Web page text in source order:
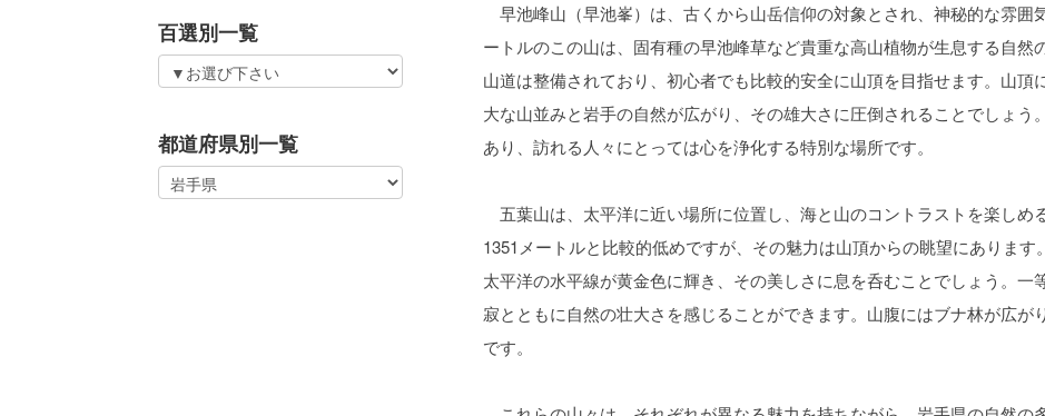
百選別一覧
都道府県別一覧
早池峰山（早池峯）は、古くから山岳信仰の対象とされ、神秘的な雰囲
ートルのこの山は、固有種の早池峰草など貴重な高山植物が生息する自然
山道は整備されており、初心者でも比較的安全に山頂を目指せます。山頂
大な山並みと岩手の自然が広がり、その雄大さに圧倒されることでしょう
あり、訪れる人々にとっては心を浄化する特別な場所です。
五葉山は、太平洋に近い場所に位置し、海と山のコントラストを楽しめ
1351メートルと比較的低めですが、その魅力は山頂からの眺望にあります
太平洋の水平線が黄金色に輝き、その美しさに息を呑むことでしょう。一
寂とともに自然の壮大さを感じることができます。山腹にはブナ林が広が
です。